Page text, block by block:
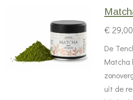
€ 29,00
De
Matcha
uit de